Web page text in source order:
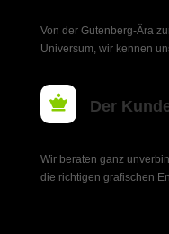
Von der Gutenberg-Ära
Universum, wir kennen
 Der
Wir beraten ganz
die richtigen grafischen